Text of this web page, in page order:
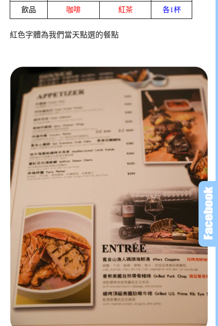
飲品 咖啡 紅茶 各1杯
紅色字體為我們當天點選的餐點